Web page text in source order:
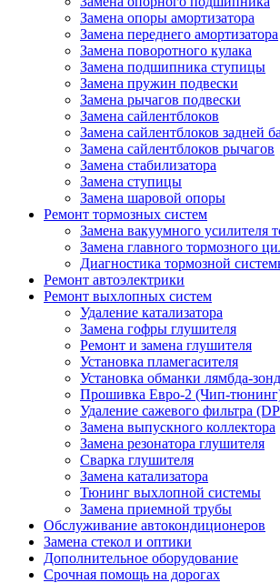
Замена опоры амортизатора
Замена переднего амортизатора
Замена поворотного кулака
Замена подшипника ступицы
Замена пружин подвески
Замена рычагов подвески
Замена сайлентблоков
Замена сайлентблоков задней
Замена сайлентблоков рычагов
Замена стабилизатора
Замена ступицы
Замена шаровой опоры
Ремонт тормозных систем
Замена вакуумного усилителя
Замена главного тормозного
Диагностика тормозной
Ремонт автоэлектрики
Ремонт выхлопных систем
Удаление катализатора
Замена гофры глушителя
Ремонт и замена глушителя
Установка пламегасителя
Установка обманки лямбда-
Прошивка Евро-2 (Чип-
Удаление сажевого фильтра
Замена выпускного коллектора
Замена резонатора глушителя
Сварка глушителя
Замена катализатора
Тюнинг выхлопной системы
Замена приемной трубы
Обслуживание автокондиционеров
Замена стекол и оптики
Дополнительное оборудование
Срочная помощь на дорогах